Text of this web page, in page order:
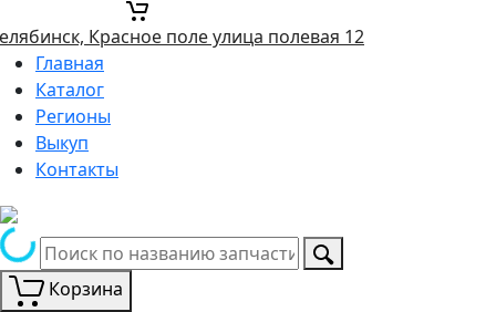
Красное поле улица полевая 12
Главная
Каталог
Регионы
Выкуп
Контакты
Корзина